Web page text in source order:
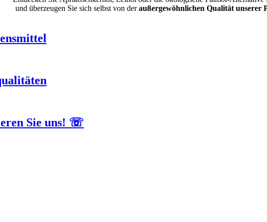
und überzeugen Sie sich selbst von deraußergewöhnlichen Qualität unserer
Sie uns! ☏